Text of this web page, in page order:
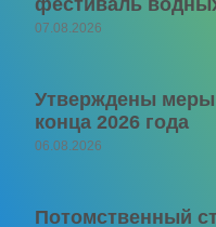
фестиваль
07.08.2026
Утверждены меры
конца 2026 года
06.08.2026
Потомственный